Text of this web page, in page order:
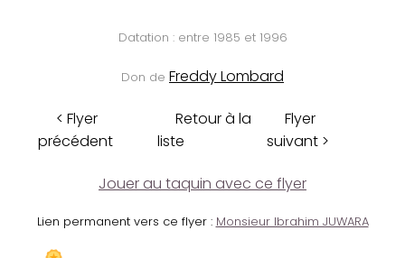
Datation : entre 1985 et 1996
Don de Freddy Lombard
< Flyer
précédent
Retour à la
liste
Flyer
suivant >
Jouer au taquin avec ce flyer
Lien permanent vers ce flyer : Monsieur Ibrahim JUWARA